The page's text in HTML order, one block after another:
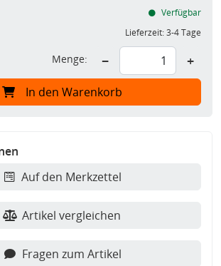
Verfügbar
Lieferzeit:3-4 Tage
Menge: − +
In den Warenkorb
Auf den Merkzettel
Artikel vergleichen
Fragen zum Artikel